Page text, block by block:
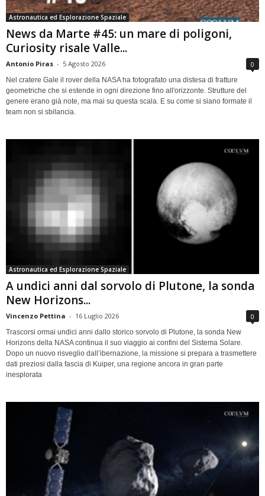
Astronautica ed Esplorazione Spaziale
News da Marte #45: un mare di poligoni,
Curiosity risale Valle...
Antonio Piras - 5 Agosto 2026 0
Nel cratere Gale il rover della NASA ha fotografato una distesa di fratture
geometriche che si estende in ogni direzione fino all'orizzonte. Strutture del
genere erano già note, ma mai su questa scala. E su come si siano formate il
team non si sbilancia.
Astronautica ed Esplorazione Spaziale
A undici anni dal sorvolo di Plutone, la sonda
New Horizons...
Vincenzo Pettina - 16 Luglio 2026 0
Trascorsi ormai undici anni dallo storico sorvolo di Plutone, la sonda New
Horizons della NASA continua il suo viaggio ai confini del Sistema Solare.
Dopo un nuovo risveglio dall’ibernazione, la missione si prepara a trasmettere
dati preziosi dalla fascia di Kuiper, una regione ancora in gran parte
inesplorata